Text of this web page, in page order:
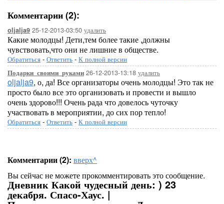
Комментарии (2):
oljalja9 25-12-2013-03:50 удалить
Какие молодцы! Дети,тем более такие ,должны
чувствовать,что они не лишние в обществе.
Обратиться - Ответить - К полной версии
Подарки_своими_руками 26-12-2013-13:18 удалить
oljalja9, о, да! Все организаторы очень молодцы! Это так не
просто было все это организовать и провести и вышло
очень здорово!!! Очень рада что довелось чуточку
участвовать в мероприятии, до сих пор тепло!
Обратиться - Ответить - К полной версии
Комментарии (2): вверх^
Вы сейчас не можете прокомментировать это сообщение.
Дневник Какой чудесный день: ) 23
декабря. Спасо-Хаус. |